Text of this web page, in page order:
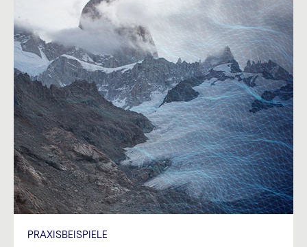
PRAXISBEISPIELE